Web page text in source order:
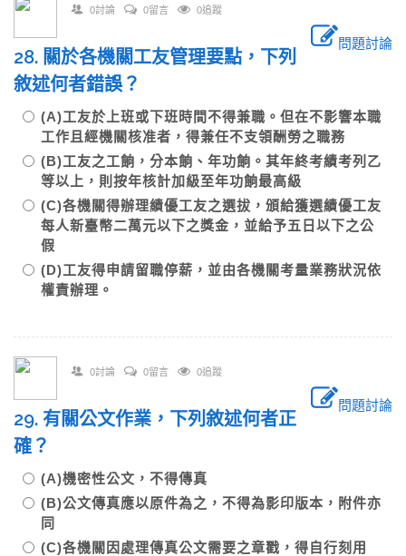
0討論 0留言 0追蹤
問題討論
28. 關於各機關工友管理要點，下列
敘述何者錯誤？
(A)工友於上班或下班時間不得兼職。但在不影響本職
工作且經機關核准者，得兼任不支領酬勞之職務
(B)工友之工餉，分本餉、年功餉。其年終考績考列乙
等以上，則按年核計加級至年功餉最高級
(C)各機關得辦理績優工友之選拔，頒給獲選績優工友
每人新臺幣二萬元以下之獎金，並給予五日以下之公
假
(D)工友得申請留職停薪，並由各機關考量業務狀況依
權責辦理。
0討論 0留言 0追蹤
問題討論
29. 有關公文作業，下列敘述何者正
確？
(A)機密性公文，不得傳真
(B)公文傳真應以原件為之，不得為影印版本，附件亦
同
(C)各機關因處理傳真公文需要之章戳，得自行刻用